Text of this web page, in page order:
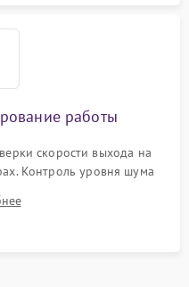
работы
скорости выхода на
Контроль уровня шума
стенок и корректного
оттайки.